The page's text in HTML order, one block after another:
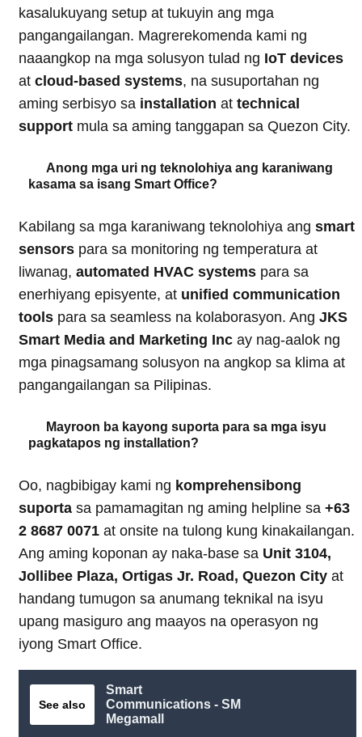
kasalukuyang setup at tukuyin ang mga
pangangailangan. Magrerekomenda kami ng
naaangkop na mga solusyon tulad ng IoT devices
at cloud-based systems, na susuportahan ng
aming serbisyo sa installation at technical
support mula sa aming tanggapan sa Quezon City.
Anong mga uri ng teknolohiya ang karaniwang
kasama sa isang Smart Office?
Kabilang sa mga karaniwang teknolohiya ang smart
sensors para sa monitoring ng temperatura at
liwanag, automated HVAC systems para sa
enerhiyang episyente, at unified communication
tools para sa seamless na kolaborasyon. Ang JKS
Smart Media and Marketing Inc ay nag-aalok ng
mga pinagsamang solusyon na angkop sa klima at
pangangailangan sa Pilipinas.
Mayroon ba kayong suporta para sa mga isyu
pagkatapos ng installation?
Oo, nagbibigay kami ng komprehensibong
suporta sa pamamagitan ng aming helpline sa +63
2 8687 0071 at onsite na tulong kung kinakailangan.
Ang aming koponan ay naka-base sa Unit 3104,
Jollibee Plaza, Ortigas Jr. Road, Quezon City at
handang tumugon sa anumang teknikal na isyu
upang masiguro ang maayos na operasyon ng
iyong Smart Office.
See also
Smart
Communications - SM
Megamall